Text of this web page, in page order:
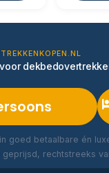
goed betaalbare én
rechtstreeks